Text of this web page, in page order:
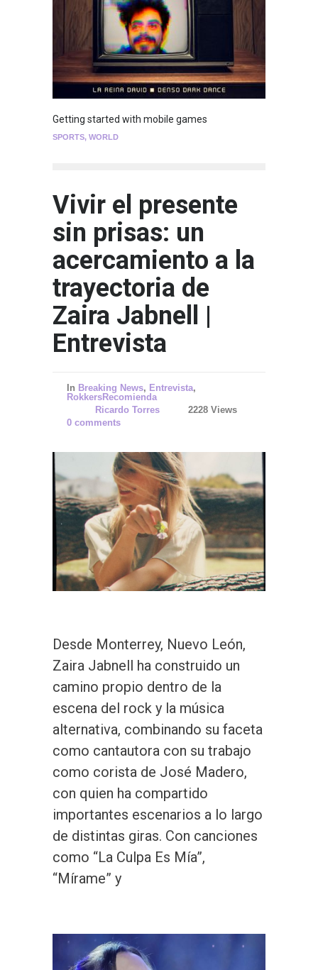
Getting started with mobile games
SPORTS, WORLD
Vivir el presente
sin prisas: un
acercamiento a la
trayectoria de
Zaira Jabnell |
Entrevista
In Breaking News, Entrevista,
RokkersRecomienda
Ricardo Torres
2228 Views
0 comments
Desde Monterrey, Nuevo León,
Zaira Jabnell ha construido un
camino propio dentro de la
escena del rock y la música
alternativa, combinando su faceta
como cantautora con su trabajo
como corista de José Madero,
con quien ha compartido
importantes escenarios a lo largo
de distintas giras. Con canciones
como “La Culpa Es Mía”,
“Mírame” y